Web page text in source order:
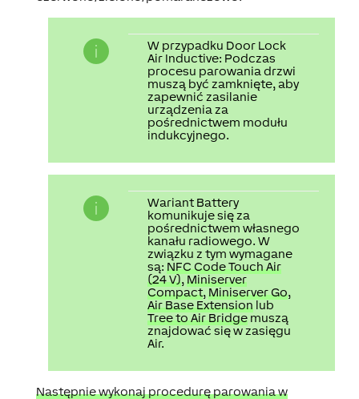
W przypadku Door Lock
Air Inductive: Podczas
procesu parowania drzwi
muszą być zamknięte, aby
zapewnić zasilanie
urządzenia za
pośrednictwem modułu
indukcyjnego.
Wariant Battery
komunikuje się za
pośrednictwem własnego
kanału radiowego. W
związku z tym wymagane
są: NFC Code Touch Air
(24 V), Miniserver
Compact, Miniserver Go,
Air Base Extensionlub
Tree to Air Bridgemuszą
znajdować się w zasięgu
Air.
Następnie wykonaj procedurę parowania w